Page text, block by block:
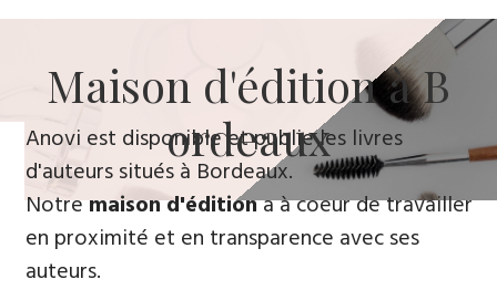
​Maison d'édition à B​
ordeaux
​Anovi est disponible et publie les livres
d'auteurs situés à Bordeaux.
Notremaison d'éditiona à coeur de travailler
en proximité et en transparence avec ses
auteurs.